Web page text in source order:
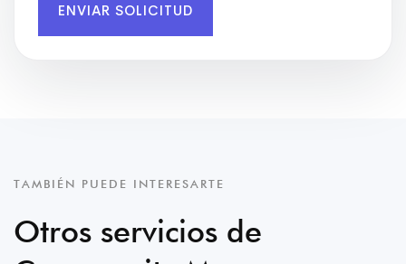
ENVIAR SOLICITUD
TAMBIÉN PUEDE INTERESARTE
Otros servicios de